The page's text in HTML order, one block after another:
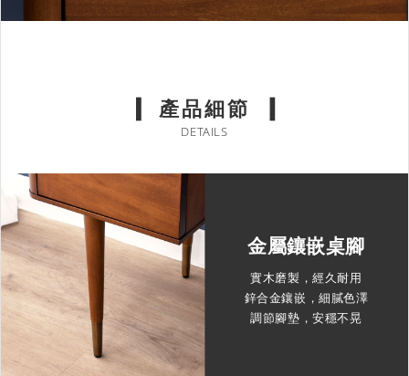
產品細節
DETAILS
金屬鑲嵌桌腳
實木磨製，經久耐用
鋅合金鑲嵌，細膩色澤
調節腳墊，安穩不晃